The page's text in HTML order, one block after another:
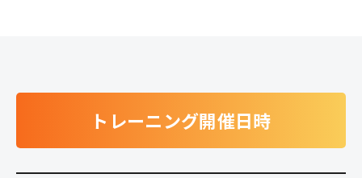
トレーニング開催日時